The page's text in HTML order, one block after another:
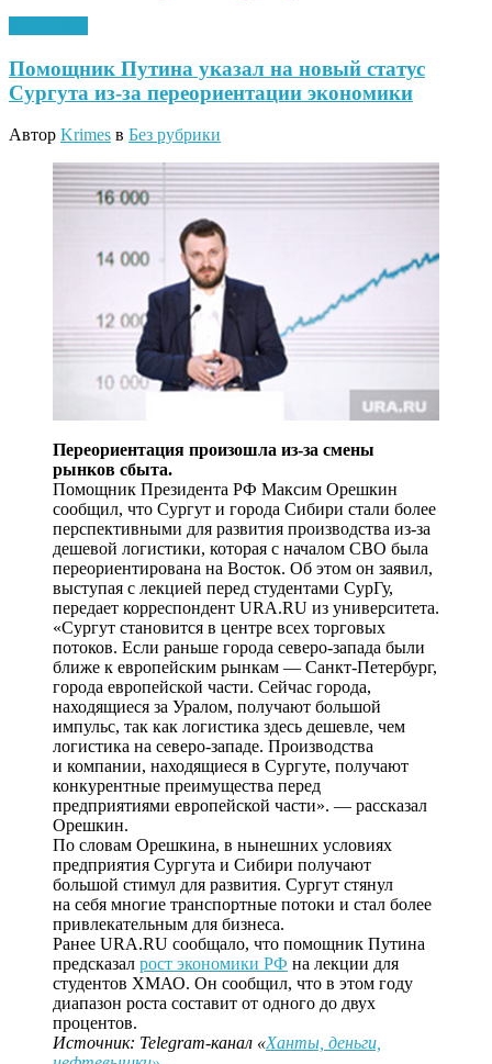
Помощник Путина указал на новый статус
Сургута из-за переориентации экономики
Автор Krimes в Без рубрики
Переориентация произошла из-за смены
рынков сбыта.
Помощник Президента РФ Максим Орешкин
сообщил, что Сургут и города Сибири стали более
перспективными для развития производства из-за
дешевой логистики, которая с началом СВО была
переориентирована на Восток. Об этом он заявил,
выступая с лекцией перед студентами СурГу,
передает корреспондент URA.RU из университета.
«Сургут становится в центре всех торговых
потоков. Если раньше города северо-запада были
ближе к европейским рынкам — Санкт-Петербург,
города европейской части. Сейчас города,
находящиеся за Уралом, получают большой
импульс, так как логистика здесь дешевле, чем
логистика на северо-западе. Производства
и компании, находящиеся в Сургуте, получают
конкурентные преимущества перед
предприятиями европейской части». — рассказал
Орешкин.
По словам Орешкина, в нынешних условиях
предприятия Сургута и Сибири получают
большой стимул для развития. Сургут стянул
на себя многие транспортные потоки и стал более
привлекательным для бизнеса.
Ранее URA.RU сообщало, что помощник Путина
предсказал рост экономики РФ на лекции для
студентов ХМАО. Он сообщил, что в этом году
диапазон роста составит от одного до двух
процентов.
Источник: Telegram-канал «Ханты, деньги,